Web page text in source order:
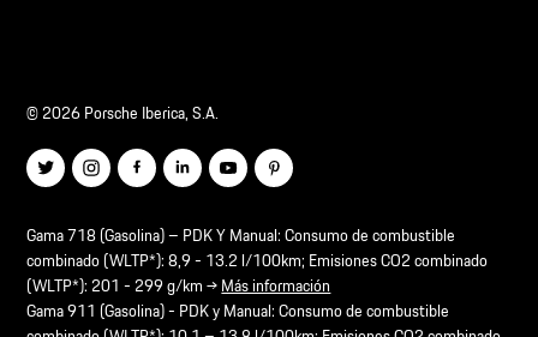
© 2026 Porsche Iberica, S.A.
Gama 718 (Gasolina) – PDK Y Manual: Consumo de combustible
combinado (WLTP*): 8,9 - 13.2 l/100km; Emisiones CO2 combinado
(WLTP*): 201 - 299 g/km →Más información
Gama 911 (Gasolina) - PDK y Manual: Consumo de combustible